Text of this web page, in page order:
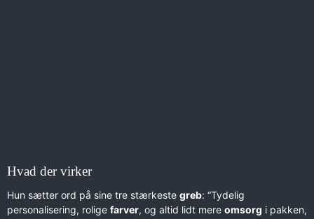
Hvad der virker
Hun sætter ord på sine tre stærkeste greb: “Tydelig
personalisering, rolige farver, og altid lidt mere omsorg i pakken,